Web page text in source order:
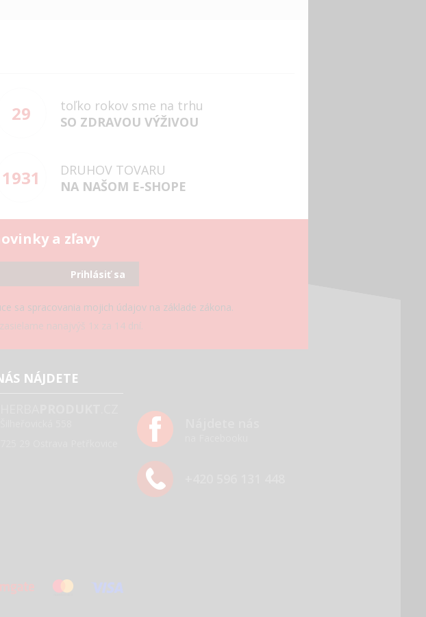
29
toľko rokov sme na trhu
SO ZDRAVOU VÝŽIVOU
1931
DRUHOV TOVARU
NA NAŠOM E-SHOPE
a zľavy
Prihlásiť sa
sa spracovania mojich údajov na základe zákona.
nanajvýš 1x za 14 dní.
NÁJDETE